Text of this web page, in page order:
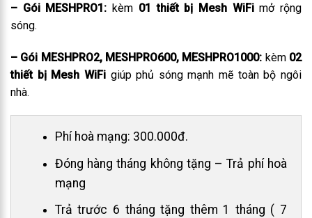
– Gói MESHPRO1: kèm 01 thiết bị Mesh WiFimở rộng
sóng.
– Gói MESHPRO2, MESHPRO600, MESHPRO1000: kèm 02
thiết bị Mesh WiFigiúp phủ sóng mạnh mẽ toàn bộ ngôi
nhà.
Phí hoà mạng: 300.000đ.
Đóng hàng tháng không tặng – Trả phí hoà
mạng
Trả trước 6 tháng tặng thêm 1 tháng ( 7